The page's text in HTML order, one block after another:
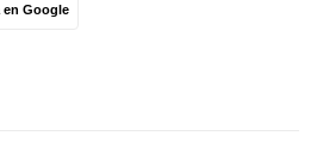
en Google